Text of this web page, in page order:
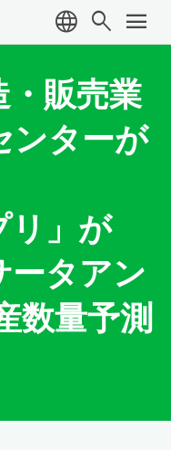
language search menu
・販売業
ンターが
リ」が
ータアン
数量予測